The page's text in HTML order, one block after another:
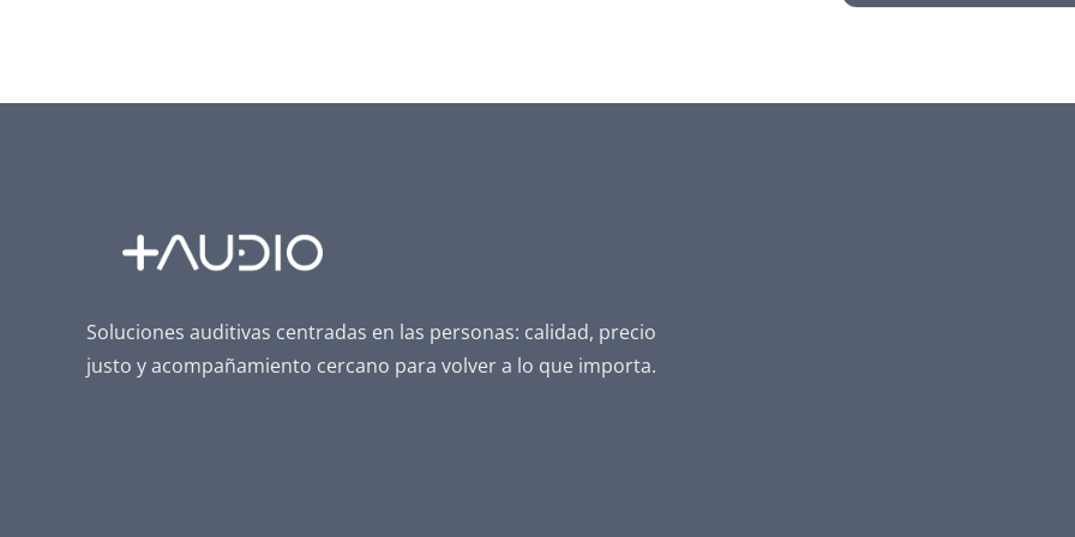
Soluciones auditivas centradas en las personas: calidad, precio
justo y acompañamiento cercano para volver a lo que importa.